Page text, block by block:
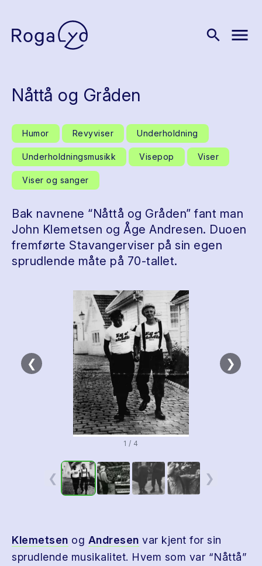
search menu
Nåttå og Gråden
Humor Revyviser Underholdning
Underholdningsmusikk Visepop Viser
Viser og sanger
Bak navnene “Nåttå og Gråden” fant man
John Klemetsen og Åge Andresen. Duoen
fremførte Stavangerviser på sin egen
sprudlende måte på 70-tallet.
❮ ❯
1 / 4
❮ ❯
Klemetsen og Andresen var kjent for sin
sprudlende musikalitet. Hvem som var “Nåttå”